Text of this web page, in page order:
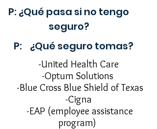
P: ¿Qué pasa si no tengo
seguro?
P: ¿Qué seguro tomas?
-United Health Care
-Optum Solutions
-Blue Cross Blue Shield of Texas
-Cigna
-EAP (employee assistance
program)